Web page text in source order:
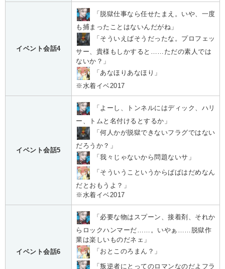
イベント会話4
「脱獄仕事なら任せたまえ。いや、一度
も捕まったことはないんだがね」
「そういえばそうだったな。プロフェッ
サー、貴様もしかすると……ただの素人では
ないか？」
「あなほりあなほり」
※水着イベ2017
イベント会話5
「よーし、トンネルにはディック、ハリ
ー、トムと名付けるとするか」
「何人かが脱獄できないフラグではない
だろうか？」
「我々じゃないから問題ないサ」
「そういうこというからぱぱはだめなん
だとおもうよ？」
※水着イベ2017
イベント会話6
「必要な物はスプーン、接着剤、それか
らロックハンマーだ……。いやぁ……脱獄作
業は楽しいものだネェ」
「おとこのろまん？」
「叛逆者にとってのロマンなのだよフラ